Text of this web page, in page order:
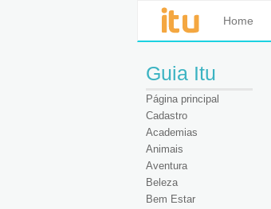
Home
Guia Itu
Página principal
Cadastro
Academias
Animais
Aventura
Beleza
Bem Estar